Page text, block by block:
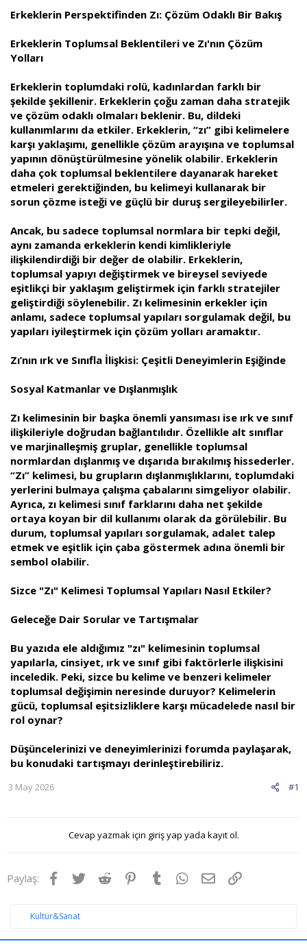
Erkeklerin Perspektifinden Zı: Çözüm Odaklı Bir Bakış
Erkeklerin Toplumsal Beklentileri ve Zı'nın Çözüm
Yolları
Erkeklerin toplumdaki rolü, kadınlardan farklı bir
şekilde şekillenir. Erkeklerin çoğu zaman daha stratejik
ve çözüm odaklı olmaları beklenir. Bu, dildeki
kullanımlarını da etkiler. Erkeklerin, “zı” gibi kelimelere
karşı yaklaşımı, genellikle çözüm arayışına ve toplumsal
yapının dönüştürülmesine yönelik olabilir. Erkeklerin
daha çok toplumsal beklentilere dayanarak hareket
etmeleri gerektiğinden, bu kelimeyi kullanarak bir
sorun çözme isteği ve güçlü bir duruş sergileyebilirler.
Ancak, bu sadece toplumsal normlara bir tepki değil,
aynı zamanda erkeklerin kendi kimlikleriyle
ilişkilendirdiği bir değer de olabilir. Erkeklerin,
toplumsal yapıyı değiştirmek ve bireysel seviyede
eşitlikçi bir yaklaşım geliştirmek için farklı stratejiler
geliştirdiği söylenebilir. Zı kelimesinin erkekler için
anlamı, sadece toplumsal yapıları sorgulamak değil, bu
yapıları iyileştirmek için çözüm yolları aramaktır.
Zı’nın ırk ve Sınıfla İlişkisi: Çeşitli Deneyimlerin Eşiğinde
Sosyal Katmanlar ve Dışlanmışlık
Zı kelimesinin bir başka önemli yansıması ise ırk ve sınıf
ilişkileriyle doğrudan bağlantılıdır. Özellikle alt sınıflar
ve marjinalleşmiş gruplar, genellikle toplumsal
normlardan dışlanmış ve dışarıda bırakılmış hissederler.
“Zı” kelimesi, bu grupların dışlanmışlıklarını, toplumdaki
yerlerini bulmaya çalışma çabalarını simgeliyor olabilir.
Ayrıca, zı kelimesi sınıf farklarını daha net şekilde
ortaya koyan bir dil kullanımı olarak da görülebilir. Bu
durum, toplumsal yapıları sorgulamak, adalet talep
etmek ve eşitlik için çaba göstermek adına önemli bir
sembol olabilir.
Sizce "Zı" Kelimesi Toplumsal Yapıları Nasıl Etkiler?
Geleceğe Dair Sorular ve Tartışmalar
Bu yazıda ele aldığımız "zı" kelimesinin toplumsal
yapılarla, cinsiyet, ırk ve sınıf gibi faktörlerle ilişkisini
inceledik. Peki, sizce bu kelime ve benzeri kelimeler
toplumsal değişimin neresinde duruyor? Kelimelerin
gücü, toplumsal eşitsizliklere karşı mücadelede nasıl bir
rol oynar?
Düşüncelerinizi ve deneyimlerinizi forumda paylaşarak,
bu konudaki tartışmayı derinleştirebiliriz.
#1
3 May 2026
Cevap yazmak için giriş yap yada kayıt ol.
Paylaş: Facebook
TwitterReddit Pinterest
Tumblr WhatsApp
E-postaLink
Kültür&Sanat